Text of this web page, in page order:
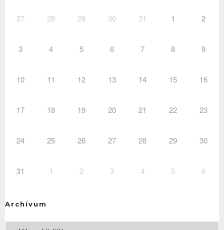
27 28 29 30 31 1 2
3 4 5 6 7 8 9
10 11 12 13 14 15 16
17 18 19 20 21 22 23
24 25 26 27 28 29 30
31 1 2 3 4 5 6
Archívum